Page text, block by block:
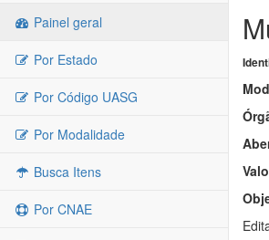
Painel geral
Por Estado
Por Código UASG
Por Modalidade
Busca Itens
Por CNAE